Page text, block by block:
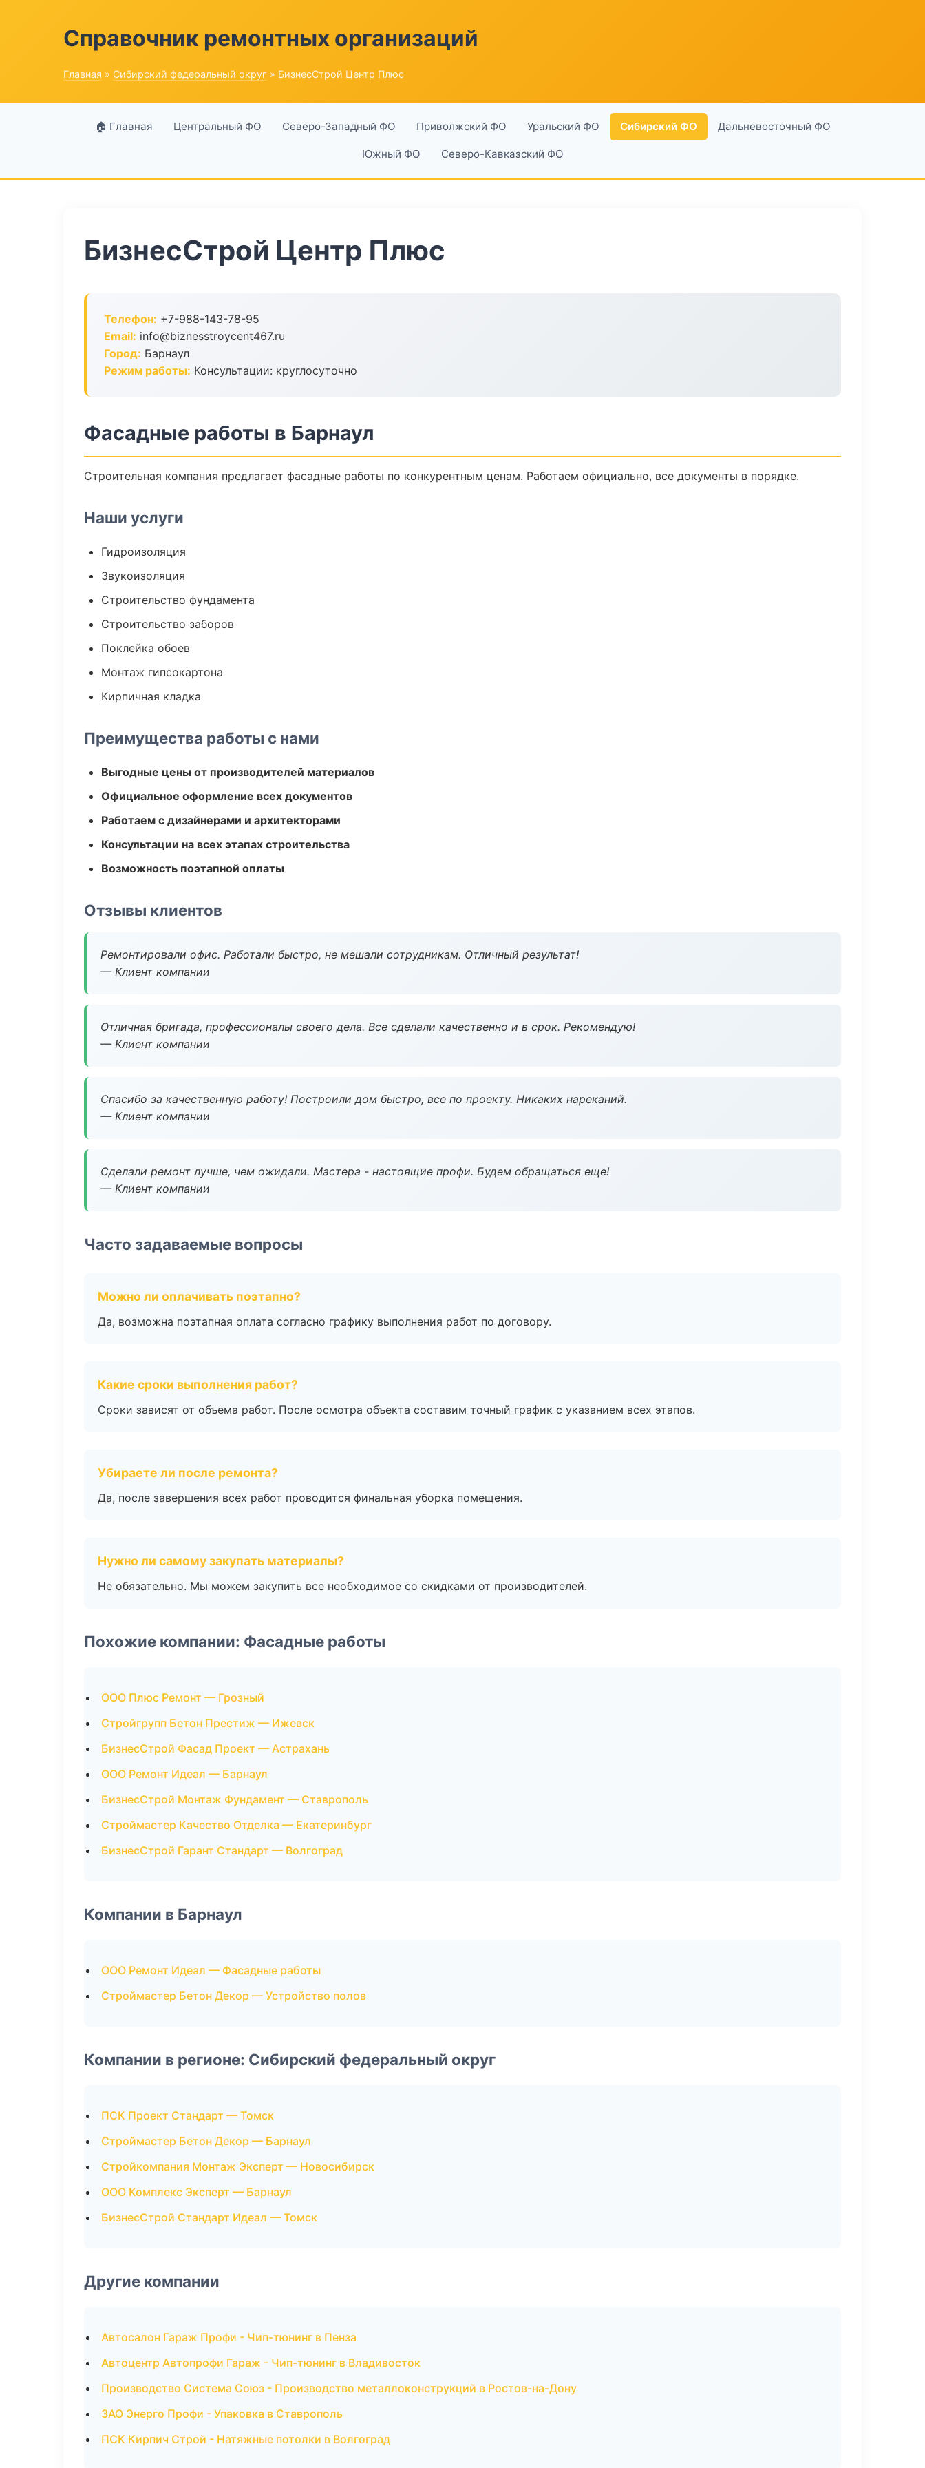
Справочник ремонтных организаций
Главная » Сибирский федеральный округ » БизнесСтрой Центр Плюс
🏠 Главная Центральный ФО Северо-Западный ФО Приволжский ФО Уральский ФО Сибирский ФО Дальневосточный ФО
Южный ФО Северо-Кавказский ФО
БизнесСтрой Центр Плюс
Телефон: +7-988-143-78-95
Email: info@biznesstroycent467.ru
Город: Барнаул
Режим работы: Консультации: круглосуточно
Фасадные работы в Барнаул
Строительная компания предлагает фасадные работы по конкурентным ценам. Работаем официально, все документы в порядке.
Наши услуги
Гидроизоляция
Звукоизоляция
Строительство фундамента
Строительство заборов
Поклейка обоев
Монтаж гипсокартона
Кирпичная кладка
Преимущества работы с нами
Выгодные цены от производителей материалов
Официальное оформление всех документов
Работаем с дизайнерами и архитекторами
Консультации на всех этапах строительства
Возможность поэтапной оплаты
Отзывы клиентов
Ремонтировали офис. Работали быстро, не мешали сотрудникам. Отличный результат!
— Клиент компании
Отличная бригада, профессионалы своего дела. Все сделали качественно и в срок. Рекомендую!
— Клиент компании
Спасибо за качественную работу! Построили дом быстро, все по проекту. Никаких нареканий.
— Клиент компании
Сделали ремонт лучше, чем ожидали. Мастера - настоящие профи. Будем обращаться еще!
— Клиент компании
Часто задаваемые вопросы
Можно ли оплачивать поэтапно?
Да, возможна поэтапная оплата согласно графику выполнения работ по договору.
Какие сроки выполнения работ?
Сроки зависят от объема работ. После осмотра объекта составим точный график с указанием всех этапов.
Убираете ли после ремонта?
Да, после завершения всех работ проводится финальная уборка помещения.
Нужно ли самому закупать материалы?
Не обязательно. Мы можем закупить все необходимое со скидками от производителей.
Похожие компании: Фасадные работы
ООО Плюс Ремонт — Грозный
Стройгрупп Бетон Престиж — Ижевск
БизнесСтрой Фасад Проект — Астрахань
ООО Ремонт Идеал — Барнаул
БизнесСтрой Монтаж Фундамент — Ставрополь
Строймастер Качество Отделка — Екатеринбург
БизнесСтрой Гарант Стандарт — Волгоград
Компании в Барнаул
ООО Ремонт Идеал — Фасадные работы
Строймастер Бетон Декор — Устройство полов
Компании в регионе: Сибирский федеральный округ
ПСК Проект Стандарт — Томск
Строймастер Бетон Декор — Барнаул
Стройкомпания Монтаж Эксперт — Новосибирск
ООО Комплекс Эксперт — Барнаул
БизнесСтрой Стандарт Идеал — Томск
Другие компании
Автосалон Гараж Профи - Чип-тюнинг в Пенза
Автоцентр Автопрофи Гараж - Чип-тюнинг в Владивосток
Производство Система Союз - Производство металлоконструкций в Ростов-на-Дону
ЗАО Энерго Профи - Упаковка в Ставрополь
ПСК Кирпич Строй - Натяжные потолки в Волгоград